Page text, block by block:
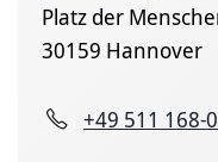
Platz der
30159 Hannover
+49 511 168-0